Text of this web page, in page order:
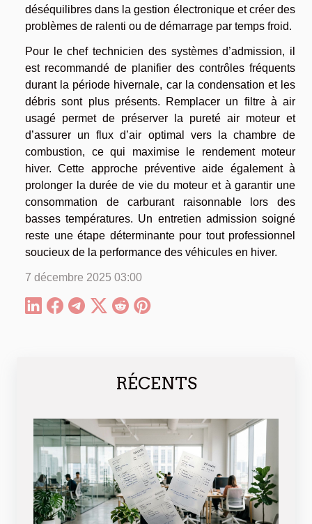
RÉCENTS
déséquilibres dans la gestion électronique et créer des
problèmes de ralenti ou de démarrage par temps froid.
Pour le chef technicien des systèmes d’admission, il
est recommandé de planifier des contrôles fréquents
durant la période hivernale, car la condensation et les
débris sont plus présents. Remplacer un filtre à air
usagé permet de préserver la pureté air moteur et
d’assurer un flux d’air optimal vers la chambre de
combustion, ce qui maximise le rendement moteur
hiver. Cette approche préventive aide également à
prolonger la durée de vie du moteur et à garantir une
consommation de carburant raisonnable lors des
basses températures. Un entretien admission soigné
reste une étape déterminante pour tout professionnel
soucieux de la performance des véhicules en hiver.
7 décembre 2025 03:00